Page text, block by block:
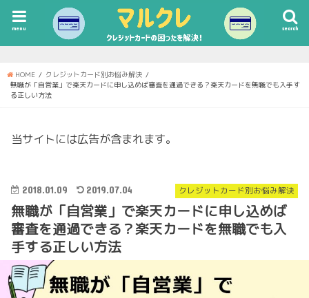
search
menu
HOME
クレジットカード別お悩み解決
無職が「自営業」で楽天カードに申し込めば審査を通過できる？楽天カードを無職でも入手す
る正しい方法
当サイトには広告が含まれます。
クレジットカード別お悩み解決
2018.01.09 2019.07.04
無職が「自営業」で楽天カードに申し込めば
審査を通過できる？楽天カードを無職でも入
手する正しい方法